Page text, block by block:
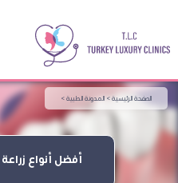
أفضل أنواع
الصفحة الرئيسية >المدونة الطبية >